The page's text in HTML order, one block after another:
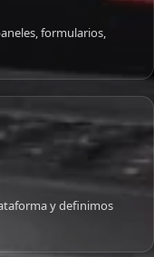
formularios,
y definimos